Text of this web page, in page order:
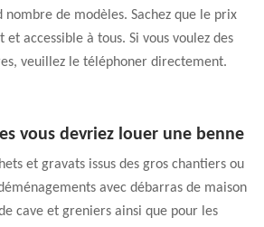
de modèles. Sachez que le prix
accessible à tous. Si vous voulez des
veuillez le téléphoner directement.
vous devriez louer une benne
et gravats issus des gros chantiers ou
avec débarras de maison
cave et greniers ainsi que pour les